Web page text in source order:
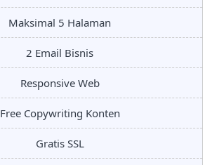
Maksimal 5 Halaman
2 Email Bisnis
Responsive Web
Free Copywriting Konten
Gratis SSL